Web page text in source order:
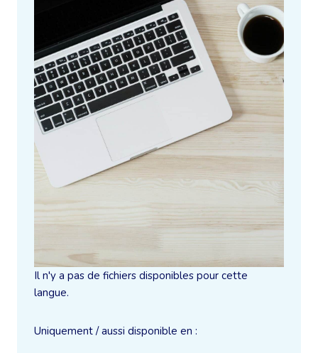
Il n'y a pas de fichiers disponibles pour cette
langue.
Uniquement / aussi disponible en :